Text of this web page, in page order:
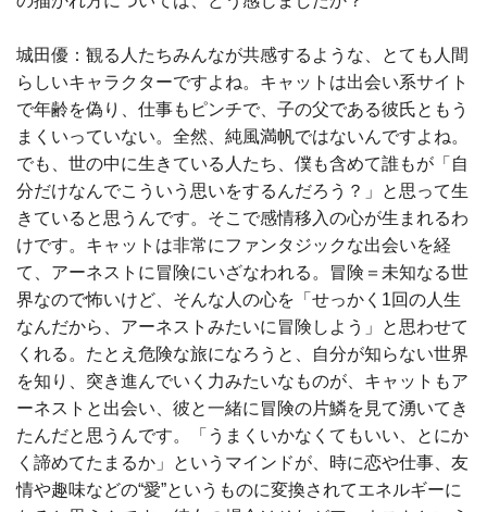
城田優：観る人たちみんなが共感するような、とても人間
らしいキャラクターですよね。キャットは出会い系サイト
で年齢を偽り、仕事もピンチで、子の父である彼氏ともう
まくいっていない。全然、純風満帆ではないんですよね。
でも、世の中に生きている人たち、僕も含めて誰もが「自
分だけなんでこういう思いをするんだろう？」と思って生
きていると思うんです。そこで感情移入の心が生まれるわ
けです。キャットは非常にファンタジックな出会いを経
て、アーネストに冒険にいざなわれる。冒険＝未知なる世
界なので怖いけど、そんな人の心を「せっかく1回の人生
なんだから、アーネストみたいに冒険しよう」と思わせて
くれる。たとえ危険な旅になろうと、自分が知らない世界
を知り、突き進んでいく力みたいなものが、キャットもア
ーネストと出会い、彼と一緒に冒険の片鱗を見て湧いてき
たんだと思うんです。「うまくいかなくてもいい、とにか
く諦めてたまるか」というマインドが、時に恋や仕事、友
情や趣味などの“愛”というものに変換されてエネルギーに